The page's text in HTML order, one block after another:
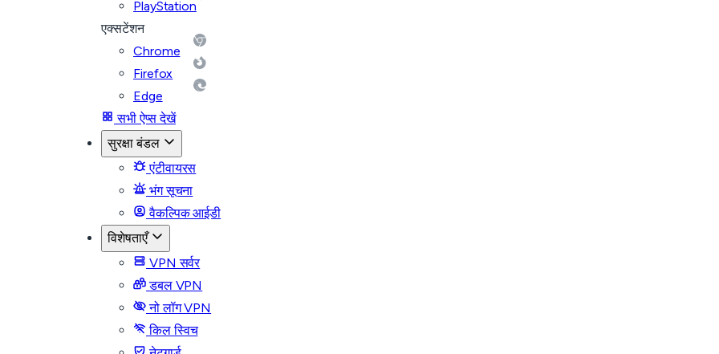
PlayStation
एक्सटेंशन
Chrome
Firefox
Edge
सभी ऐप्स देखें
सुरक्षा बंडल
एंटीवायरस
भंग सूचना
वैकल्पिक आईडी
विशेषताएँ
VPN सर्वर
डबल VPN
नो लॉग VPN
किल स्विच